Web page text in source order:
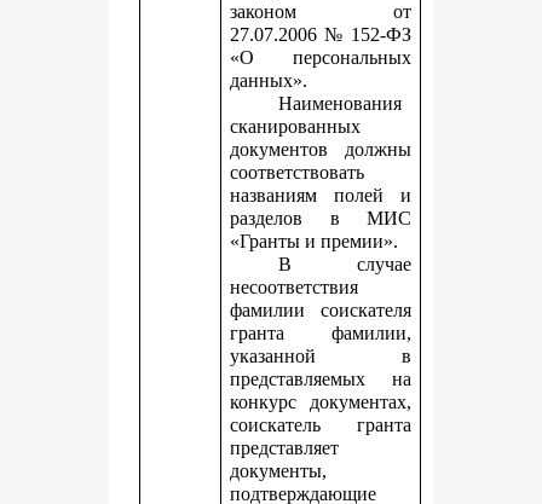
законом от
27.07.2006 № 152-ФЗ
«О персональных
данных».
Наименования
сканированных
документов должны
соответствовать
названиям полей и
разделов в МИС
«Гранты и премии».
В случае
несоответствия
фамилии соискателя
гранта фамилии,
указанной в
представляемых на
конкурс документах,
соискатель гранта
представляет
документы,
подтверждающие